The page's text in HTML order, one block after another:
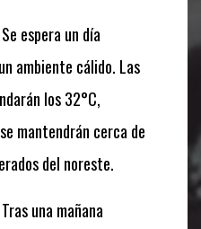
espera un día
ambiente cálido. Las
los 32°C,
mantendrán cerca de
del noreste.
una mañana